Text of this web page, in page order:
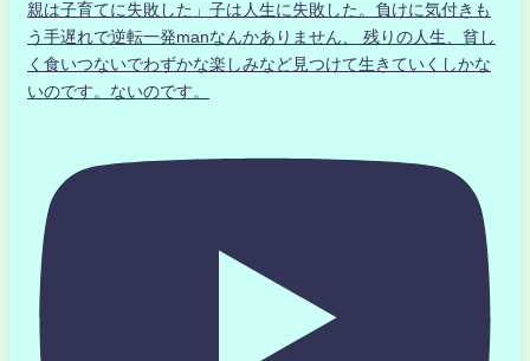
親は子育てに失敗した」子は人生に失敗した。負けに気付きも
う手遅れで逆転一発manなんかありません、 残りの人生、貧し
く食いつないでわずかな楽しみなど見つけて生きていくしかな
いのです。ないのです。